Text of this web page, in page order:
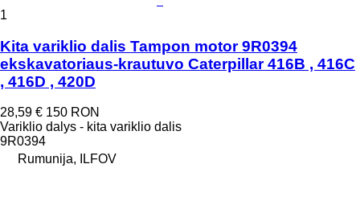
1
Kita variklio dalis Tampon motor 9R0394
ekskavatoriaus-krautuvo Caterpillar 416B , 416C
, 416D , 420D
28,59 € 150 RON
Variklio dalys - kita variklio dalis
9R0394
Rumunija, ILFOV